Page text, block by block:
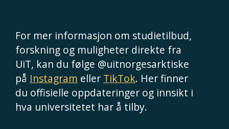
For mer informasjon om studietilbud,
forskning og muligheter direkte fra
UiT, kan du følge @uitnorgesarktiske
på Instagram eller TikTok. Her finner
du offisielle oppdateringer og innsikt i
hva universitetet har å tilby.